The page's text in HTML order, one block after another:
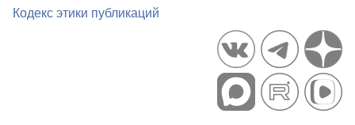
Кодекс этики публикаций